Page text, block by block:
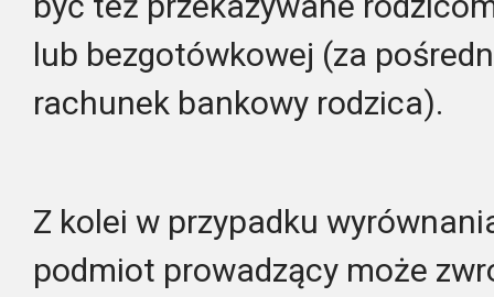
lub bezgotówkowej (za
rachunek bankowy rodzica).
Z kolei w przypadku
podmiot prowadzący może